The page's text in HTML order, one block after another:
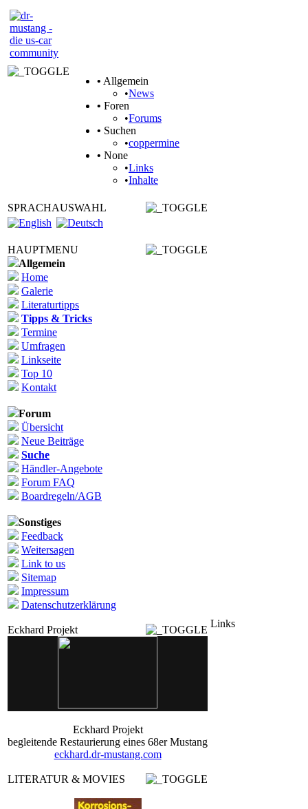
• Allgemein
•News
• Foren
•Forums
• Suchen
•coppermine
• None
•Links
•Inhalte
SPRACHAUSWAHL
HAUPTMENU
Allgemein
Home
Galerie
Literaturtipps
Tipps & Tricks
Termine
Umfragen
Linkseite
Top 10
Kontakt
Forum
Übersicht
Neue Beiträge
Suche
Händler-Angebote
Forum FAQ
Boardregeln/AGB
Sonstiges
Feedback
Weitersagen
Link to us
Sitemap
Impressum
Datenschutzerklärung
Eckhard Projekt
Eckhard Projekt
begleitende Restaurierung eines 68er Mustang
eckhard.dr-mustang.com
LITERATUR & MOVIES
Links